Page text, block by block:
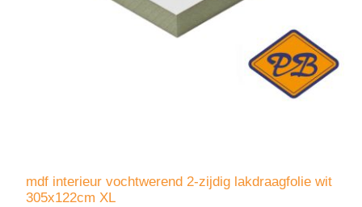
mdf interieur vochtwerend 2-zijdig lakdraagfolie wit
305x122cm XL